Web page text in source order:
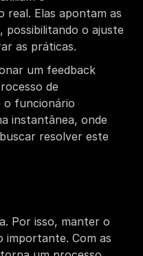
real. Elas apontam as
possibilitando o ajuste
as práticas.
um feedback
de
o funcionário
instantânea, onde
resolver este
Por isso, manter o
importante. Com as